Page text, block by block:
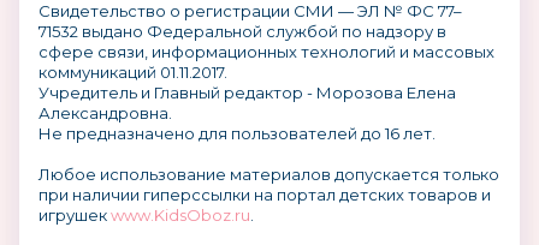
Свидетельство о регистрации СМИ — ЭЛ № ФС 77–
71532 выдано Федеральной службой по надзору в
сфере связи, информационных технологий и массовых
коммуникаций 01.11.2017.
Учредитель и Главный редактор - Морозова Елена
Александровна.
Не предназначено для пользователей до 16 лет.
Любое использование материалов допускается только
при наличии гиперссылки на портал детских товаров и
игрушекwww.KidsOboz.ru